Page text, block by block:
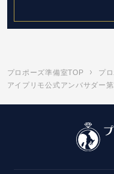
プロポーズ準備室TOP プ
アイプリモ公式アンバサダー